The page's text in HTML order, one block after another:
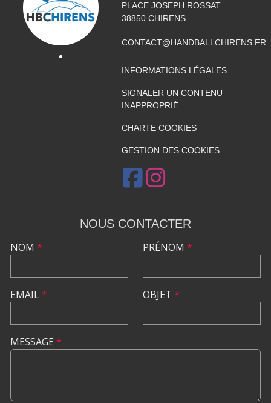
PLACE JOSEPH ROSSAT
38850 CHIRENS
CONTACT@HANDBALLCHIRENS.FR
INFORMATIONS LÉGALES
SIGNALER UN CONTENU
INAPPROPRIÉ
CHARTE COOKIES
GESTION DES COOKIES
NOUS CONTACTER
NOM *
EMAIL*
PRÉNOM *
OBJET *
MESSAGE *